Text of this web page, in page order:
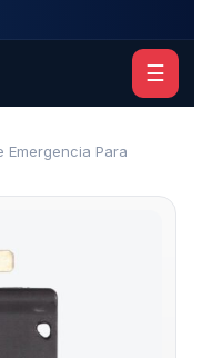
☰
Emergencia Para